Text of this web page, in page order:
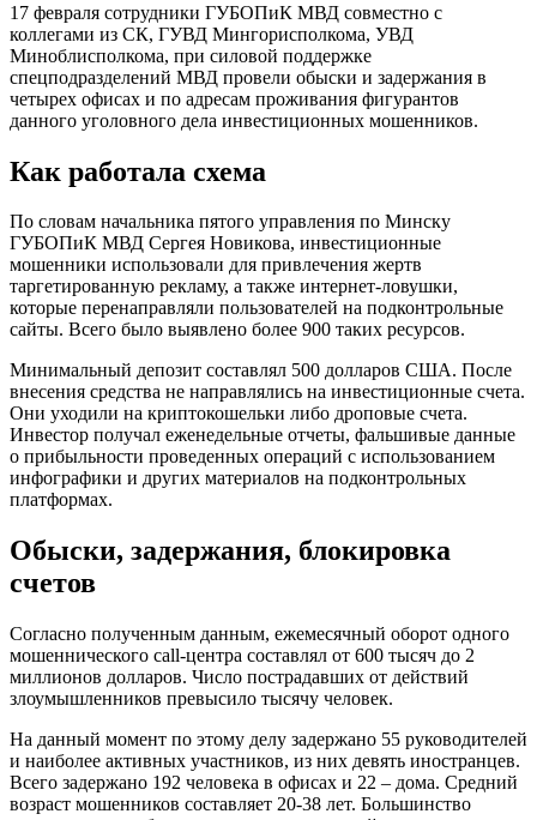
17 февраля сотрудники ГУБОПиК МВД совместно с
коллегами из СК, ГУВД Мингорисполкома, УВД
Миноблисполкома, при силовой поддержке
спецподразделений МВД провели обыски и задержания в
четырех офисах и по адресам проживания фигурантов
данного уголовного дела инвестиционных мошенников.
Как работала схема
По словам начальника пятого управления по Минску
ГУБОПиК МВД Сергея Новикова, инвестиционные
мошенники использовали для привлечения жертв
таргетированную рекламу, а также интернет-ловушки,
которые перенаправляли пользователей на подконтрольные
сайты. Всего было выявлено более 900 таких ресурсов.
Минимальный депозит составлял 500 долларов США. После
внесения средства не направлялись на инвестиционные счета.
Они уходили на криптокошельки либо дроповые счета.
Инвестор получал еженедельные отчеты, фальшивые данные
о прибыльности проведенных операций с использованием
инфографики и других материалов на подконтрольных
платформах.
Обыски, задержания, блокировка
счетов
Согласно полученным данным, ежемесячный оборот одного
мошеннического call-центра составлял от 600 тысяч до 2
миллионов долларов. Число пострадавших от действий
злоумышленников превысило тысячу человек.
На данный момент по этому делу задержано 55 руководителей
и наиболее активных участников, из них девять иностранцев.
Всего задержано 192 человека в офисах и 22 – дома. Средний
возраст мошенников составляет 20-38 лет. Большинство